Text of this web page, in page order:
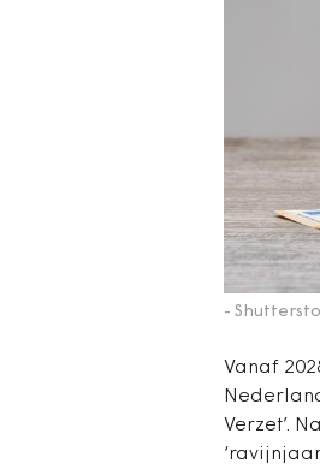
-
Vanaf
Verzet’.